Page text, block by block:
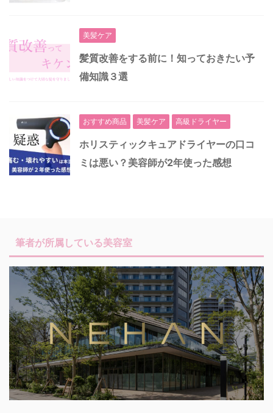
美髪ケア
髪質改善をする前に！知っておきたい予
備知識３選
おすすめ商品 美髪ケア 高級ドライヤー
ホリスティックキュアドライヤーの口コ
ミは悪い？美容師が2年使った感想
筆者が所属している美容室